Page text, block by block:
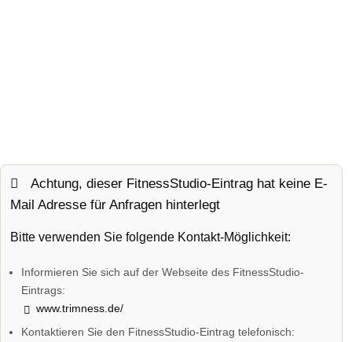
Achtung, dieser FitnessStudio-Eintrag hat keine E-
Mail Adresse für Anfragen hinterlegt
Bitte verwenden Sie folgende Kontakt-Möglichkeit:
Informieren Sie sich auf der Webseite des FitnessStudio-
Eintrags:
www.trimness.de/
Kontaktieren Sie den FitnessStudio-Eintrag telefonisch: